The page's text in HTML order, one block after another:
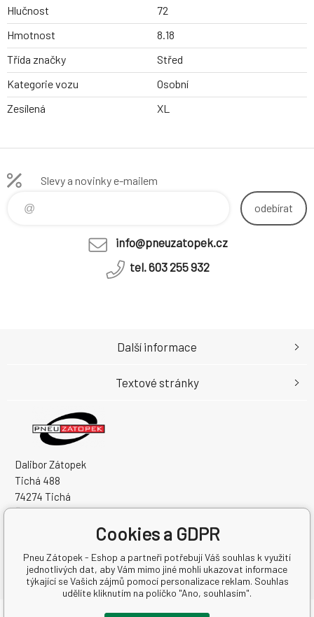
Hlučnost
72
Hmotnost
8.18
Třída značky
Střed
Kategorie vozu
Osobní
Zesílená
XL
Slevy a novinky e-mailem
odebírat
info@pneuzatopek.cz
tel. 603 255 932
Dalibor Zátopek
Tichá 488
74274 Tichá
Česká Republika
DIČ: CZ7504094994
Další informace
Textové stránky
Cookies a GDPR
Pneu Zátopek - Eshop a partneři potřebují Váš souhlas k využití
jednotlivých dat, aby Vám mimo jiné mohli ukazovat informace
týkající se Vašich zájmů pomocí personalizace reklam. Souhlas
udělíte kliknutím na políčko "Ano, souhlasím".